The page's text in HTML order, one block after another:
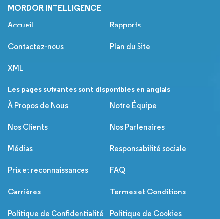
MORDOR INTELLIGENCE
Accueil Rapports
Contactez-nous Plan du Site
XML
Les pages suivantes sont disponibles en anglais
À Propos de Nous
Notre Équipe
Nos Clients Nos Partenaires
Médias Responsabilité sociale
Prix et reconnaissances FAQ
Carrières Termes et Conditions
Politique de Confidentialité Politique de Cookies